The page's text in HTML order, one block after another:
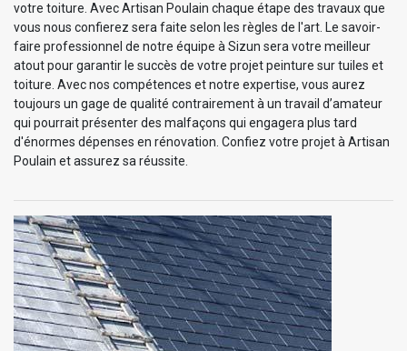
votre toiture. Avec Artisan Poulain chaque étape des travaux que
vous nous confierez sera faite selon les règles de l'art. Le savoir-
faire professionnel de notre équipe à Sizun sera votre meilleur
atout pour garantir le succès de votre projet peinture sur tuiles et
toiture. Avec nos compétences et notre expertise, vous aurez
toujours un gage de qualité contrairement à un travail d’amateur
qui pourrait présenter des malfaçons qui engagera plus tard
d'énormes dépenses en rénovation. Confiez votre projet à Artisan
Poulain et assurez sa réussite.